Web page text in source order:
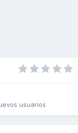
usuarios